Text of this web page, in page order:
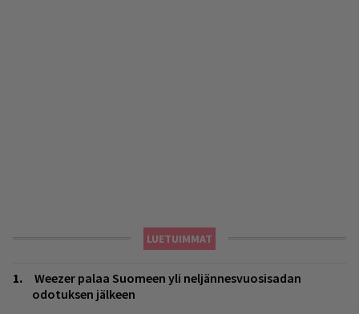
LUETUIMMAT
Weezer palaa Suomeen yli neljännesvuosisadan
odotuksen jälkeen